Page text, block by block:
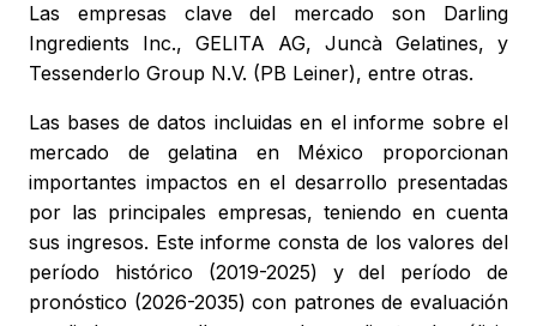
Las empresas clave del mercado son Darling
Ingredients Inc., GELITA AG, Juncà Gelatines, y
Tessenderlo Group N.V. (PB Leiner), entre otras.
Las bases de datos incluidas en el informe sobre el
mercado de gelatina en México proporcionan
importantes impactos en el desarrollo presentadas
por las principales empresas, teniendo en cuenta
sus ingresos. Este informe consta de los valores del
período histórico (2019-2025) y del período de
pronóstico (2026-2035) con patrones de evaluación